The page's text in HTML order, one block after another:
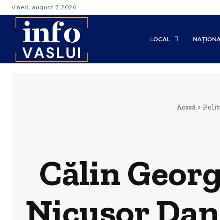
vineri, august 7, 2026
LOCAL
Acasă
Călin